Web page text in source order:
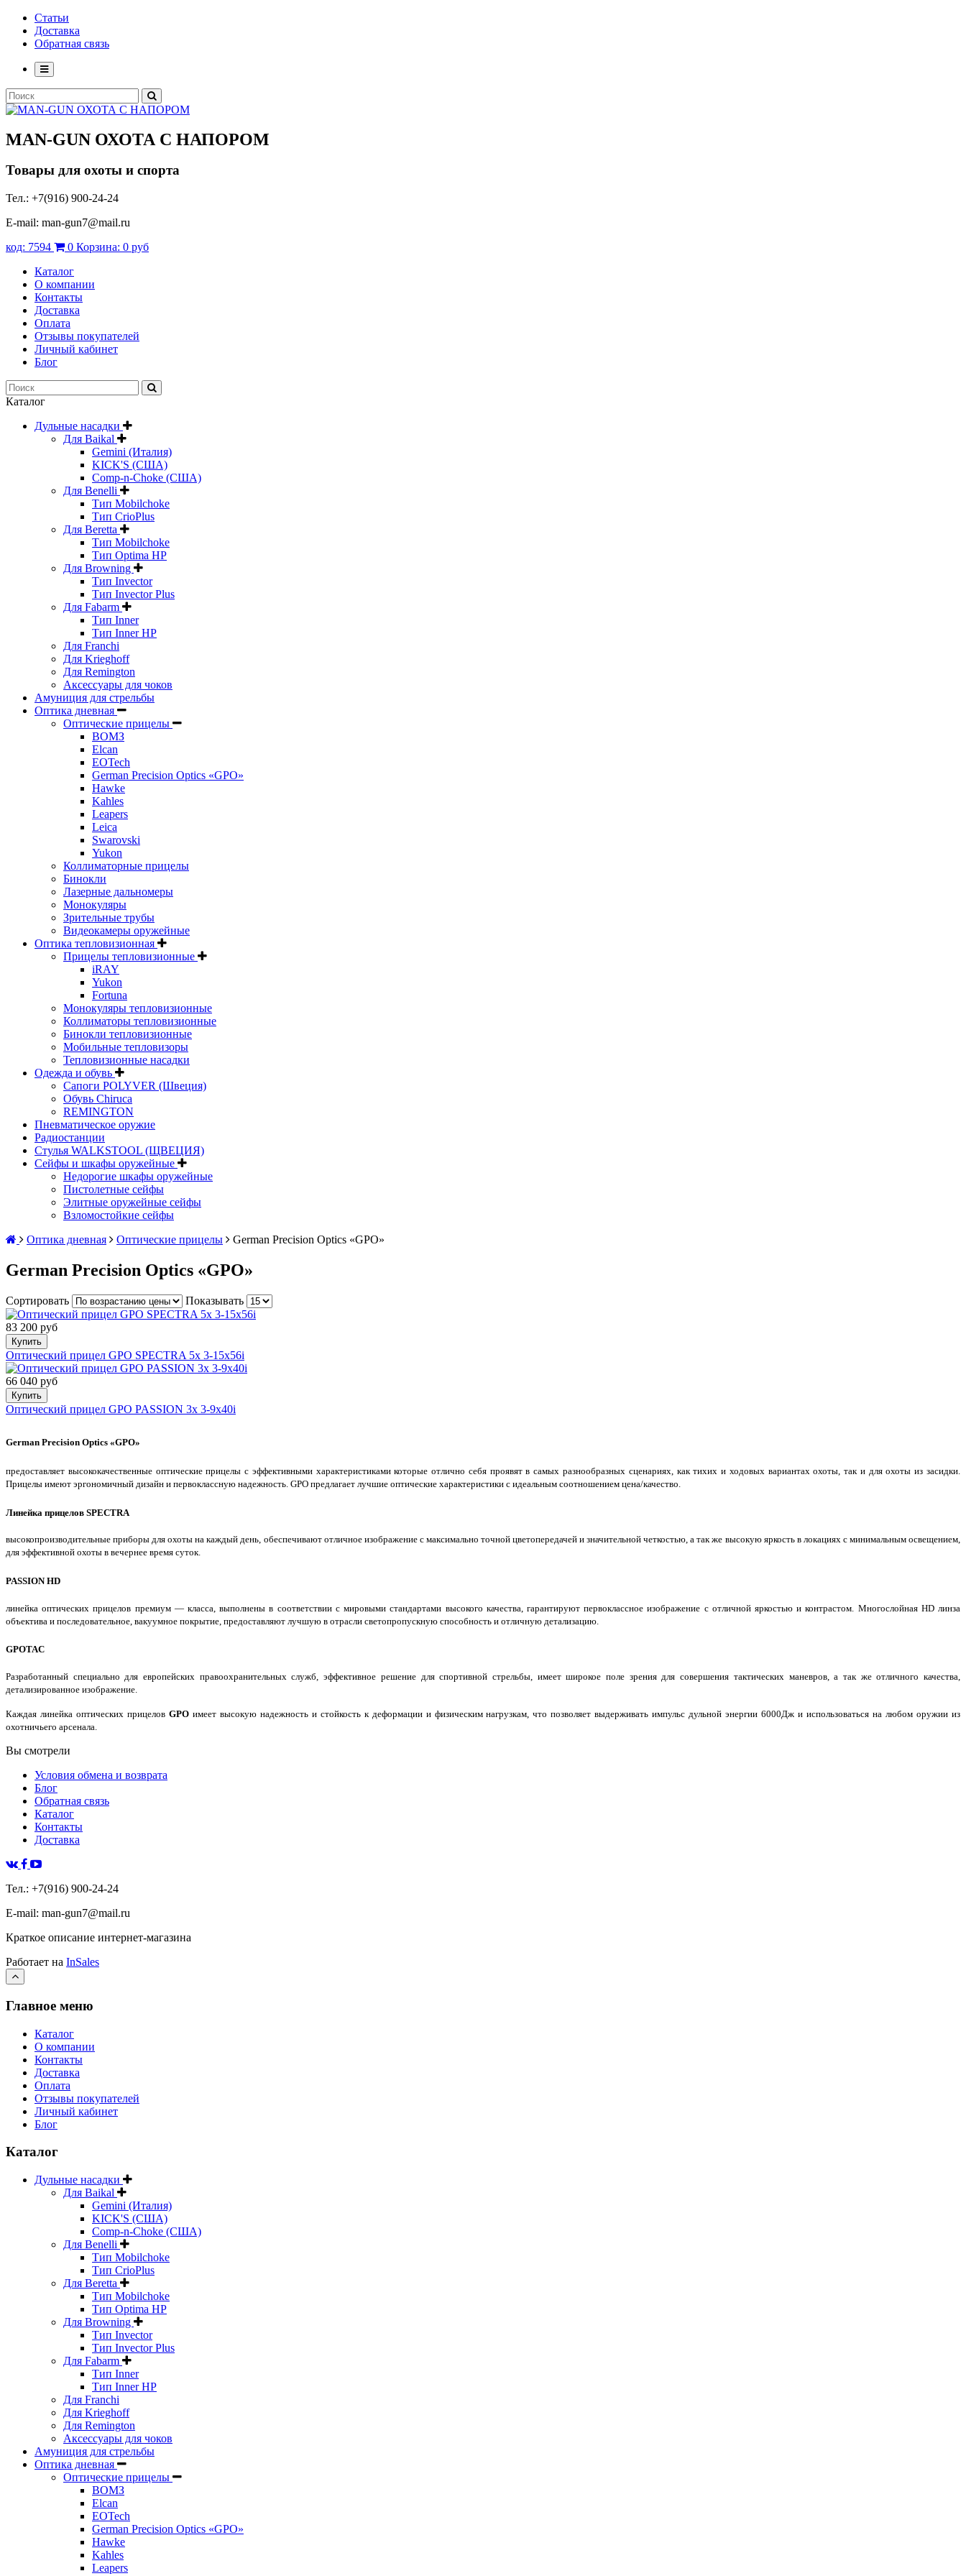
Статьи
Доставка
Обратная связь
MAN-GUN ОХОТА С НАПОРОМ
Товары для охоты и спорта
Тел.: +7(916) 900-24-24
E-mail: man-gun7@mail.ru
код: 7594 0 Корзина: 0 руб
Каталог
О компании
Контакты
Доставка
Оплата
Отзывы покупателей
Личный кабинет
Блог
Каталог
Дульные насадки
Для Baikal
Gemini (Италия)
KICK'S (США)
Comp-n-Choke (США)
Для Benelli
Тип Mobilchoke
Тип CrioPlus
Для Beretta
Тип Mobilchoke
Тип Optima HP
Для Browning
Тип Invector
Тип Invector Plus
Для Fabarm
Тип Inner
Тип Inner HP
Для Franchi
Для Krieghoff
Для Remington
Аксессуары для чоков
Амуниция для стрельбы
Оптика дневная
Оптические прицелы
ВОМЗ
Elcan
EOTech
German Precision Optics «GPO»
Hawke
Kahles
Leapers
Leica
Swarovski
Yukon
Коллиматорные прицелы
Бинокли
Лазерные дальномеры
Монокуляры
Зрительные трубы
Видеокамеры оружейные
Оптика тепловизионная
Прицелы тепловизионные
iRAY
Yukon
Fortuna
Монокуляры тепловизионные
Коллиматоры тепловизионные
Бинокли тепловизионные
Мобильные тепловизоры
Тепловизионные насадки
Одежда и обувь
Сапоги POLYVER (Швеция)
Обувь Chiruca
REMINGTON
Пневматическое оружие
Радиостанции
Стулья WALKSTOOL (ЩВЕЦИЯ)
Сейфы и шкафы оружейные
Недорогие шкафы оружейные
Пистолетные сейфы
Элитные оружейные сейфы
Взломостойкие сейфы
Оптика дневная
Оптические прицелы German Precision Optics «GPO»
German Precision Optics «GPO»
Сортировать Показывать
83 200 руб
Купить
Оптический прицел GPO SPECTRA 5x 3-15x56i
66 040 руб
Купить
Оптический прицел GPO PASSION 3x 3-9x40i
German Precision Optics «GPO»
предоставляет высококачественные оптические прицелы с эффективными характеристиками которые отлично себя проявят в самых разнообразных сценариях, как тихих и ходовых вариантах охоты, так и для охоты из засидки.
Прицелы имеют эргономичный дизайн и первоклассную надежность. GPO предлагает лучшие оптические характеристики с идеальным соотношением цена/качество.
Линейка прицелов SPECTRA
высокопроизводительные приборы для охоты на каждый день, обеспечивают отличное изображение с максимально точной цветопередачей и значительной четкостью, а так же высокую яркость в локациях с минимальным освещением,
для эффективной охоты в вечернее время суток.
PASSION HD
линейка оптических прицелов премиум — класса, выполнены в соответствии с мировыми стандартами высокого качества, гарантируют первоклассное изображение с отличной яркостью и контрастом. Многослойная HD линза
объектива и последовательное, вакуумное покрытие, предоставляют лучшую в отрасли светопропускную способность и отличную детализацию.
GPOTAC
Разработанный специально для европейских правоохранительных служб, эффективное решение для спортивной стрельбы, имеет широкое поле зрения для совершения тактических маневров, а так же отличного качества,
детализированное изображение.
Каждая линейка оптических прицелов GPOимеет высокую надежность и стойкость к деформации и физическим нагрузкам, что позволяет выдерживать импульс дульной энергии 6000Дж и использоваться на любом оружии из
охотничьего арсенала.
Вы смотрели
Условия обмена и возврата
Блог
Обратная связь
Каталог
Контакты
Доставка
Тел.: +7(916) 900-24-24
E-mail: man-gun7@mail.ru
Краткое описание интернет-магазина
Работает на InSales
Главное меню
Каталог
О компании
Контакты
Доставка
Оплата
Отзывы покупателей
Личный кабинет
Блог
Каталог
Дульные насадки
Для Baikal
Gemini (Италия)
KICK'S (США)
Comp-n-Choke (США)
Для Benelli
Тип Mobilchoke
Тип CrioPlus
Для Beretta
Тип Mobilchoke
Тип Optima HP
Для Browning
Тип Invector
Тип Invector Plus
Для Fabarm
Тип Inner
Тип Inner HP
Для Franchi
Для Krieghoff
Для Remington
Аксессуары для чоков
Амуниция для стрельбы
Оптика дневная
Оптические прицелы
ВОМЗ
Elcan
EOTech
German Precision Optics «GPO»
Hawke
Kahles
Leapers